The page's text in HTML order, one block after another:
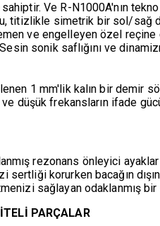
Ve R-N1000A'nın
titizlikle simetrik bir sol/sağ
ve engelleyen özel
sonik saflığını ve
1 mm'lik kalın bir demir
frekansların ifade
rezonans önleyici
korurken bacağın
sağlayan odaklanmış
PARÇALAR